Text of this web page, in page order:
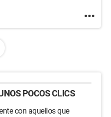
POCOS CLICS
con aquellos que